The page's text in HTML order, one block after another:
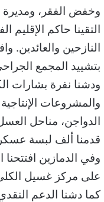
ر
و
ي
ا
وخفض الفقر، ومديرة
التقينا حاكم الإقليم
النازحين والعائدين.
بتشييد المجمع
والمشروعات
الدواجن، مناحل
قدمنا ألف لبسة
وفي الدمازين
على مركز غسيل الكلى